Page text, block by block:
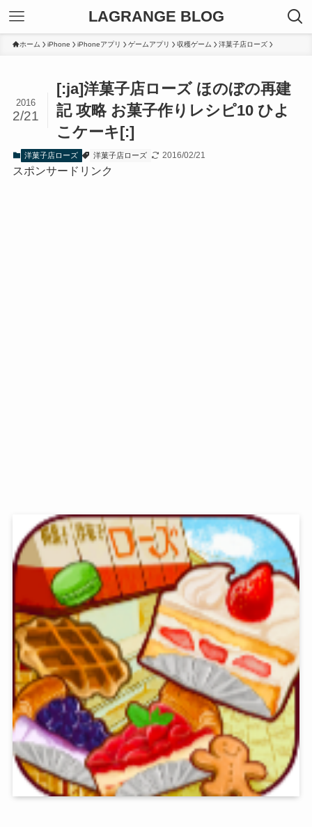
LAGRANGE BLOG
ホーム iPhone iPhoneアプリ ゲームアプリ 収穫ゲーム 洋菓子店ローズ
[:ja]洋菓子店ローズ ほのぼの再建
記 攻略 お菓子作りレシピ10 ひよ
こケーキ[:]
2016
2/21
洋菓子店ローズ 洋菓子店ローズ 2016/02/21
スポンサードリンク